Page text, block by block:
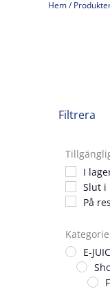
Hem/
Filtrera
I
Slut i
På
E-